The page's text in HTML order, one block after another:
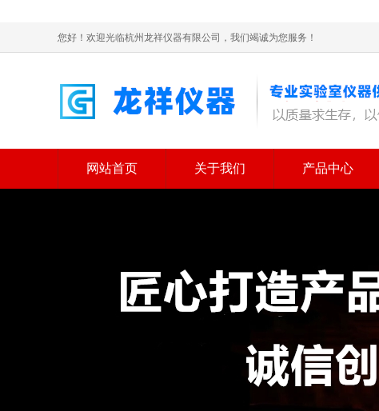
您好！欢迎光临杭州龙祥仪器有限公司，我们竭诚为您服务！
网站首页 关于我们 产品中心